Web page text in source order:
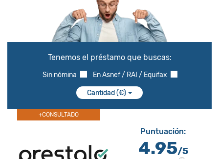
Tenemos el préstamo que buscas:
Sin nómina En Asnef / RAI / Equifax
Cantidad (€)
+CONSULTADO
Puntuación:
4.95/5